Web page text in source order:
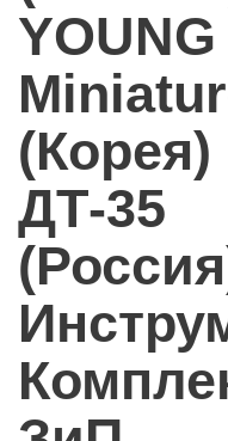
YOUNG
(Корея)
ДТ-35